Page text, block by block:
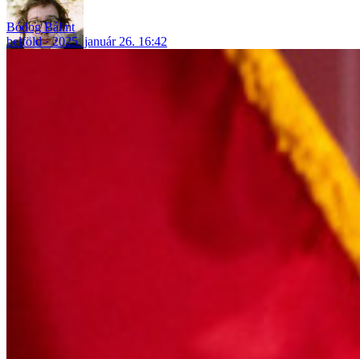
Bódog Bálint
belföld
2025. január 26. 16:42